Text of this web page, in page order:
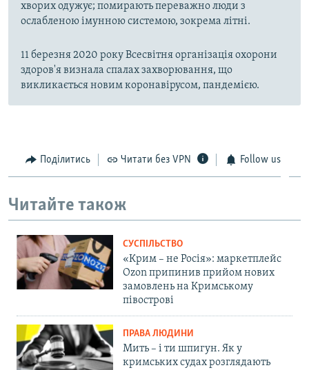
хворих одужує; помирають переважно люди з
ослабленою імунною системою, зокрема літні.
11 березня 2020 року Всесвітня організація охорони
здоров'я визнала спалах захворювання, що
викликається новим коронавірусом, пандемією.
Поділитись Читати без VPN Follow us
Читайте також
СУСПІЛЬСТВО
«Крим – не Росія»: маркетплейс
Ozon припинив прийом нових
замовлень на Кримському
півострові
ПРАВА ЛЮДИНИ
Мить – і ти шпигун. Як у
кримських судах розглядають